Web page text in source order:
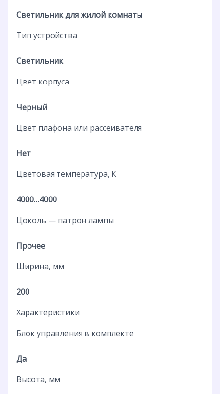
Светильник для жилой комнаты
Тип устройства
Светильник
Цвет корпуса
Черный
Цвет плафона или рассеивателя
Нет
Цветовая температура, К
4000…4000
Цоколь — патрон лампы
Прочее
Ширина, мм
200
Характеристики
Блок управления в комплекте
Да
Высота, мм